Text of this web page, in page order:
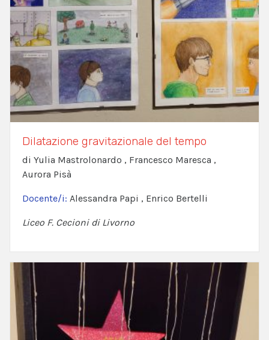
Dilatazione gravitazionale del tempo
di Yulia Mastrolonardo , Francesco Maresca ,
Aurora Pisà
Docente/i: Alessandra Papi , Enrico Bertelli
Liceo F. Cecioni di Livorno